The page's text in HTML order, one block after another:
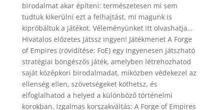
birodalmat akar építeni: természetesen mi sem
tudtuk kikerülni ezt a felhajtást, mi magunk is
kipróbáltuk a játékot. Véleményünket itt olvashatja…
Hivatalos előzetes Játssz ingyen! Játékmenet A Forge
of Empires (rövidítése: FoE) egy ingyenesen játszható
stratégiai böngészős játék, amelyben létrehozhatod
saját középkori birodalmadat, miközben védekezel az
ellenség ellen, szövetségeket köthetsz, és
elfoglalhatod a helyed a különböző történelmi
korokban. Izgalmas korszakváltás: A Forge of Empires